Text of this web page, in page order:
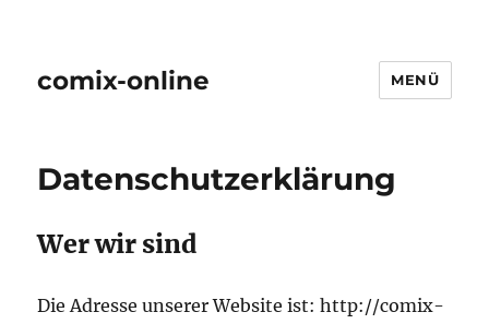
comix-online MENÜ
Datenschutzerklärung
Wer wir sind
Die Adresse unserer Website ist: http://comix-